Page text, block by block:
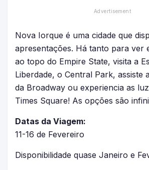
Nova Iorque é uma cidade que
apresentações. Há tanto para ver
ao topo do Empire State, visita a
Liberdade, o Central Park, assiste
da Broadway ou experiencia as
Times Square! As opções são
Datas da Viagem:
11-16 de Fevereiro
Disponibilidade quase Janeiro e